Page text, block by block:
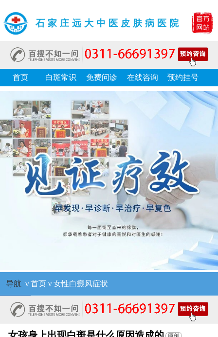
石家庄远大中医皮肤病医院
首页 白斑常识 免费问诊 在线咨询 预约挂号
导航 ν 首页ν 女性白癜风症状